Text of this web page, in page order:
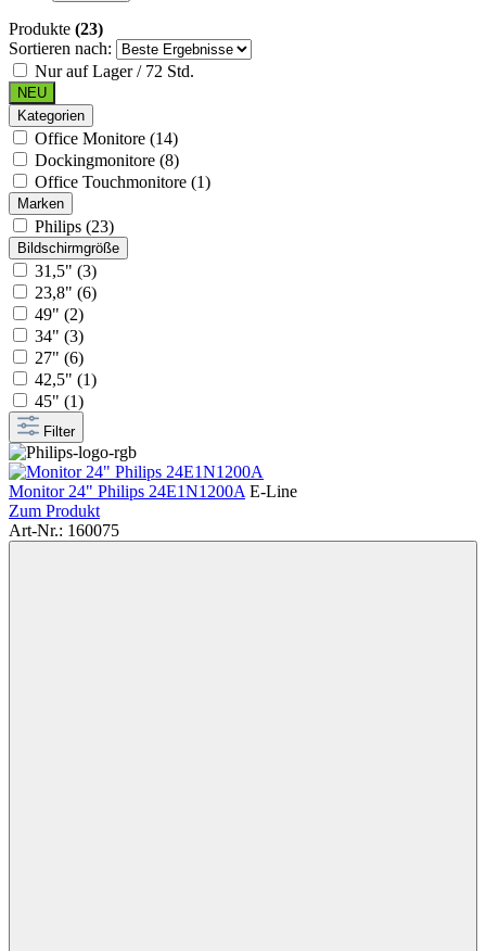
Produkte (23)
Sortieren nach:
Nur auf Lager / 72 Std.
NEU
Kategorien
Office Monitore (14)
Dockingmonitore (8)
Office Touchmonitore (1)
Marken
Philips (23)
Bildschirmgröße
31,5" (3)
23,8" (6)
49" (2)
34" (3)
27" (6)
42,5" (1)
45" (1)
Filter
Monitor 24" Philips 24E1N1200A E-Line
Zum Produkt
Art-Nr.: 160075